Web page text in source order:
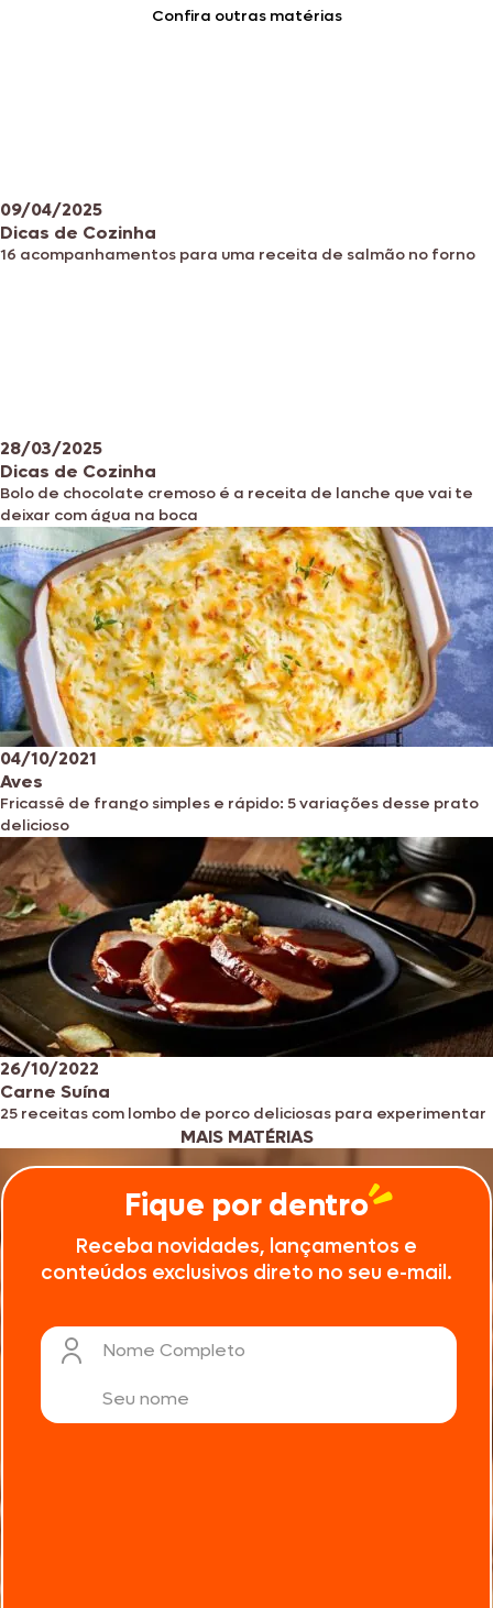
Confira outras matérias
09/04/2025
Dicas de Cozinha
16 acompanhamentos para uma receita de salmão no forno
28/03/2025
Dicas de Cozinha
Bolo de chocolate cremoso é a receita de lanche que vai te
deixar com água na boca
04/10/2021
Aves
Fricassê de frango simples e rápido: 5 variações desse prato
delicioso
26/10/2022
Carne Suína
25 receitas com lombo de porco deliciosas para experimentar
MAIS MATÉRIAS
Fique por dentro
Receba novidades, lançamentos e
conteúdos exclusivos direto no seu e-mail.
Nome Completo